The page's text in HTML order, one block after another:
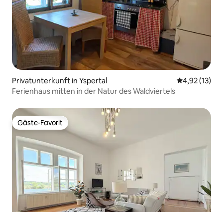
Privatunterkunft in Yspertal
4,92 (13)
Ferienhaus mitten in der Natur des Waldviertels
Gäste-Favorit
Gäste-Favorit